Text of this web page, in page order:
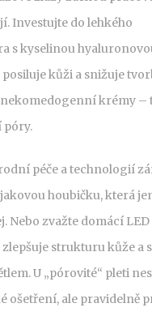
Investujte do lehkého
s kyselinou
kůži a snižuje
krémy –
póry.
péče a technologií
houbičku, která
Nebo zvažte domácí
strukturu kůže a
U „pórovité“ pleti
ošetření, ale pravidelně